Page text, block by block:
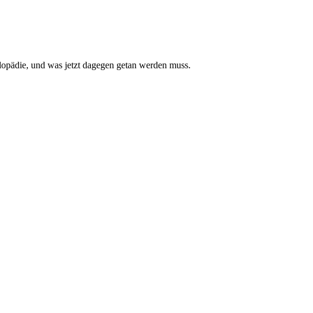
und was jetzt da­gegen getan werden muss.